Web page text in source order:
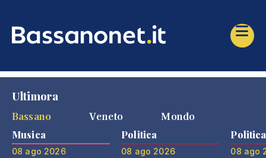
Ultimora
Bassano
Veneto Mondo
Musica
08 ago 2026
Politica
08 ago 2026
Politica
08 ago